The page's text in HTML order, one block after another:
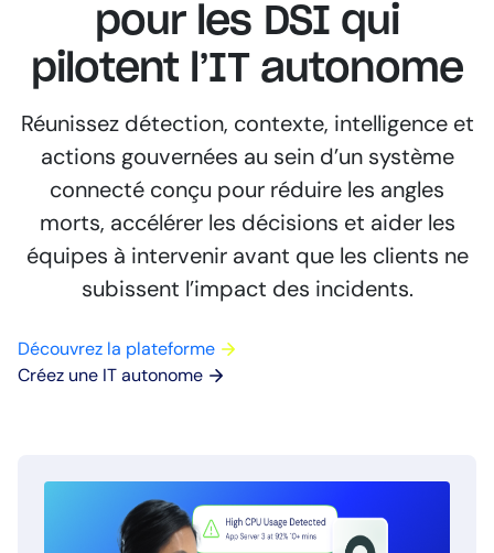
pour les DSI qui
pilotent l’IT autonome
Réunissez détection, contexte, intelligence et
actions gouvernées au sein d’un système
connecté conçu pour réduire les angles
morts, accélérer les décisions et aider les
équipes à intervenir avant que les clients ne
subissent l’impact des incidents.
Découvrez la plateforme
Créez une IT autonome